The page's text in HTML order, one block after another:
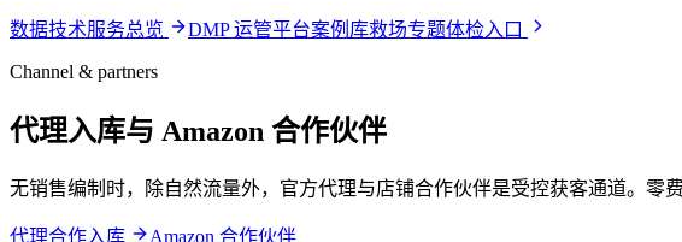
数据技术服务总览 DMP 运管平台案例库救场专题体检入口
Channel & partners
代理入库与 Amazon 合作伙伴
无销售编制时，除自然流量外，官方代理与店铺合作伙伴是受控获客通道。零
代理合作入库 Amazon 合作伙伴